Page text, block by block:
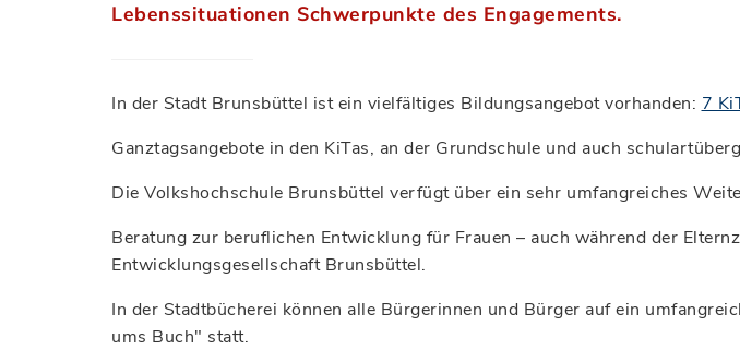
Lebenssituationen Schwerpunkte des Engagements.
In der Stadt Brunsbüttel ist ein vielfältiges Bildungsangebot vorhanden: 7
Ganztagsangebote in den KiTas, an der Grundschule und auch
Die Volkshochschule Brunsbüttel verfügt über ein sehr umfangreiches
Beratung zur beruflichen Entwicklung für Frauen – auch während der
Entwicklungsgesellschaft Brunsbüttel.
In der Stadtbücherei können alle Bürgerinnen und Bürger auf ein
ums Buch" statt.